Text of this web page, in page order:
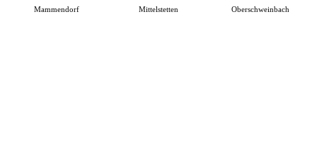
Mammendorf Mittelstetten Oberschweinbach